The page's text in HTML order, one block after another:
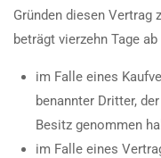
Gründen diesen Vertrag
beträgt vierzehn Tage ab
im Falle eines
benannter Dritter,
Besitz genommen
im Falle eines